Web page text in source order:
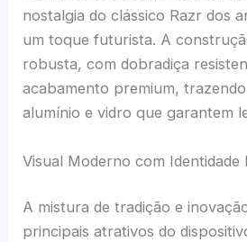
nostalgia do clássico Razr dos
um toque futurista. A
robusta, com dobradiça
acabamento premium,
alumínio e vidro que garantem
Visual Moderno com Identidade
A mistura de tradição e
principais atrativos do